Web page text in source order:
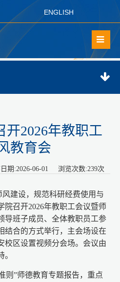
ENGLISH
开2026年教职工
教育会
日期:2026-06-01 浏览次数:239次
建设，规范科研经费使用与
院召开2026年教职工会议暨师
导班子成员、全体教职员工参
结合的方式举行，主会场设在
校区设置视频分会场。会议由
则”师德教育专题报告，重点